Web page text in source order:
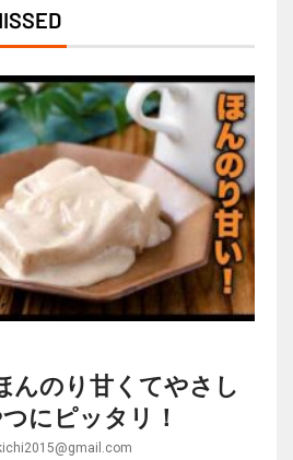
んのり甘くてやさし
にピッタリ！